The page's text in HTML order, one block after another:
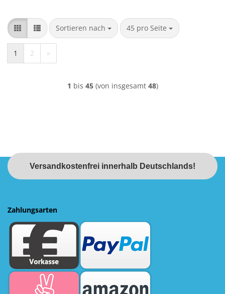
Sortieren nach
Sortieren nach 45 pro Seite
pro Seite
1 2 »
1 bis 45(von insgesamt 48)
Versandkostenfrei innerhalb Deutschlands!
Zahlungsarten